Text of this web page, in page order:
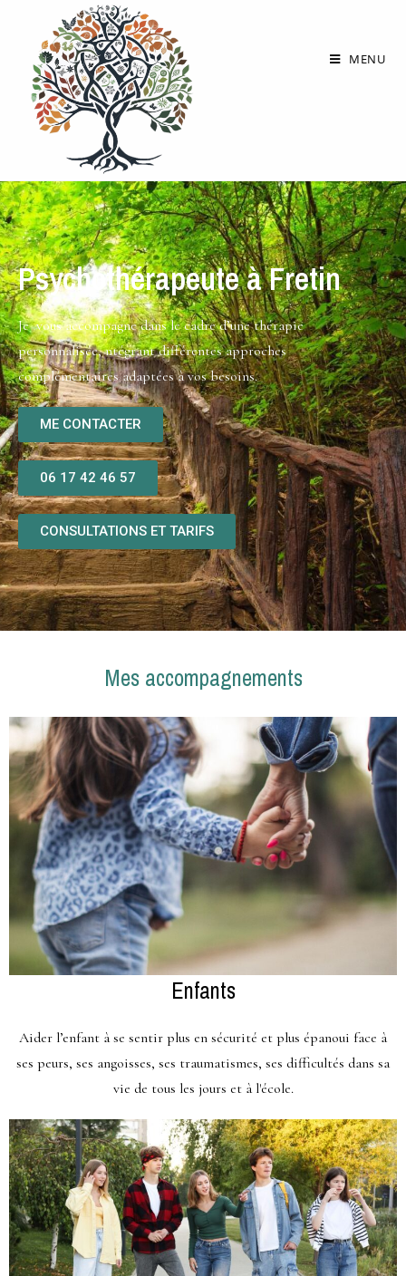
MENU
Psychothérapeute à Fretin
Je vous accompagne dans le cadre d’une thérapie
personnalisée, ntégrant différentes approches
complémentaires adaptées à vos besoins.
ME CONTACTER
06 17 42 46 57
CONSULTATIONS ET TARIFS
Mes accompagnements
Enfants
Aider l’enfant à se sentir plus en sécurité et plus épanoui face à
ses peurs, ses angoisses, ses traumatismes, ses difficultés dans sa
vie de tous les jours et à l'école.